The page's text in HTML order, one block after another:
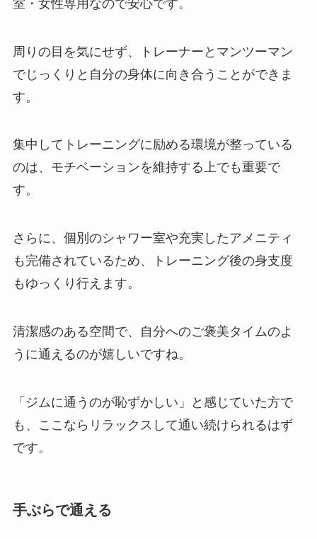
室・女性専用なので安心です。
周りの目を気にせず、トレーナーとマンツーマン
でじっくりと自分の身体に向き合うことができま
す。
集中してトレーニングに励める環境が整っている
のは、モチベーションを維持する上でも重要で
す。
さらに、個別のシャワー室や充実したアメニティ
も完備されているため、トレーニング後の身支度
もゆっくり行えます。
清潔感のある空間で、自分へのご褒美タイムのよ
うに通えるのが嬉しいですね。
「ジムに通うのが恥ずかしい」と感じていた方で
も、ここならリラックスして通い続けられるはず
です。
手ぶらで通える